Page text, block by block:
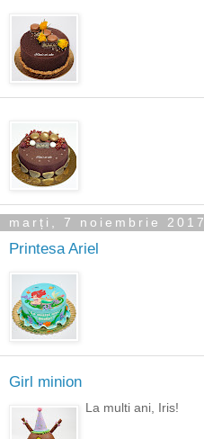
marți, 7 noiembrie 2017
Printesa Ariel
Girl minion
La multi ani, Iris!